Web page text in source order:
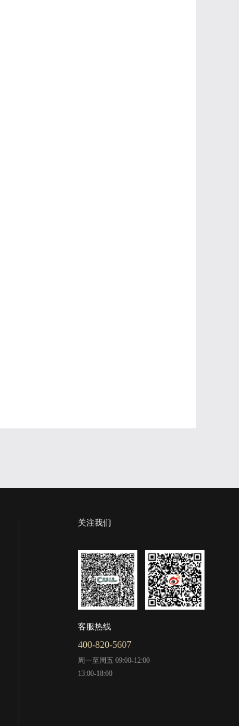
关注我们
客服热线
400-820-5607
周一至周五 09:00-12:00
13:00-18:00